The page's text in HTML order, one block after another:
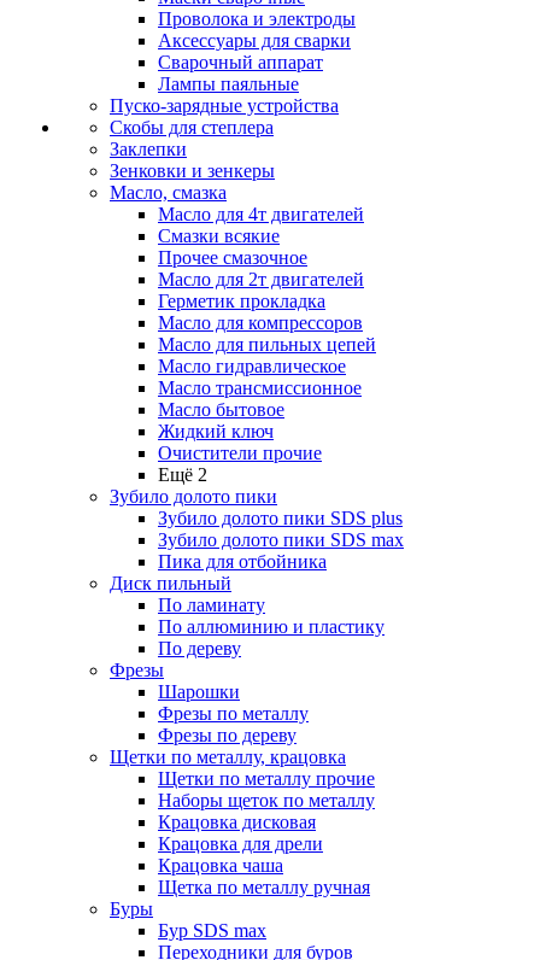
Проволока и электроды
Аксессуары для сварки
Сварочный аппарат
Лампы паяльные
Пуско-зарядные устройства
Скобы для степлера
Заклепки
Зенковки и зенкеры
Масло, смазка
Масло для 4т двигателей
Смазки всякие
Прочее смазочное
Масло для 2т двигателей
Герметик прокладка
Масло для компрессоров
Масло для пильных цепей
Масло гидравлическое
Масло трансмиссионное
Масло бытовое
Жидкий ключ
Очистители прочие
Ещё 2
Зубило долото пики
Зубило долото пики SDS plus
Зубило долото пики SDS max
Пика для отбойника
Диск пильный
По ламинату
По аллюминию и пластику
По дереву
Фрезы
Шарошки
Фрезы по металлу
Фрезы по дереву
Щетки по металлу, крацовка
Щетки по металлу прочие
Наборы щеток по металлу
Крацовка дисковая
Крацовка для дрели
Крацовка чаша
Щетка по металлу ручная
Буры
Бур SDS max
Переходники для буров